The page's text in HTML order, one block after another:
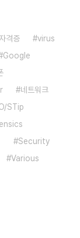
격증
virus
Google
네트워크
STip
Security
Various